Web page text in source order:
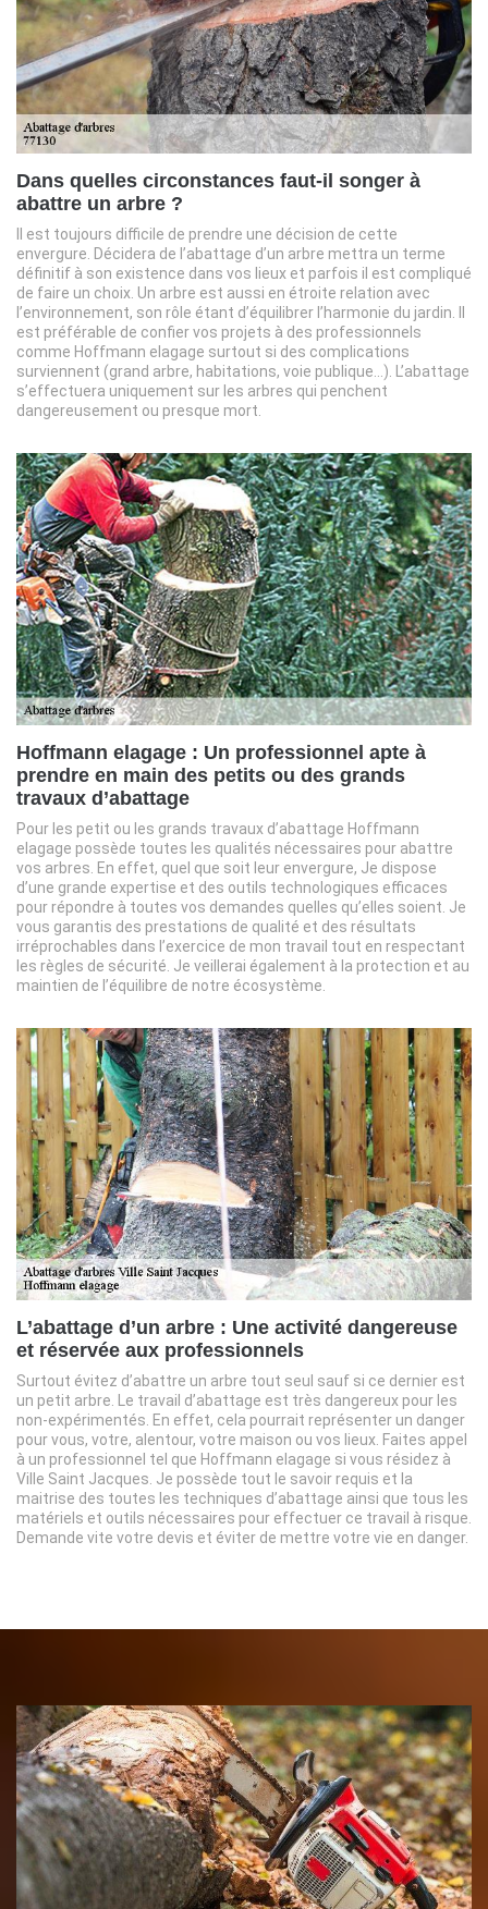
Dans quelles circonstances faut-il songer à
abattre un arbre ?
Il est toujours difficile de prendre une décision de cette
envergure. Décidera de l’abattage d’un arbre mettra un terme
définitif à son existence dans vos lieux et parfois il est compliqué
de faire un choix. Un arbre est aussi en étroite relation avec
l’environnement, son rôle étant d’équilibrer l’harmonie du jardin. Il
est préférable de confier vos projets à des professionnels
comme Hoffmann elagage surtout si des complications
surviennent (grand arbre, habitations, voie publique…). L’abattage
s’effectuera uniquement sur les arbres qui penchent
dangereusement ou presque mort.
Hoffmann elagage : Un professionnel apte à
prendre en main des petits ou des grands
travaux d’abattage
Pour les petit ou les grands travaux d’abattage Hoffmann
elagage possède toutes les qualités nécessaires pour abattre
vos arbres. En effet, quel que soit leur envergure, Je dispose
d’une grande expertise et des outils technologiques efficaces
pour répondre à toutes vos demandes quelles qu’elles soient. Je
vous garantis des prestations de qualité et des résultats
irréprochables dans l’exercice de mon travail tout en respectant
les règles de sécurité. Je veillerai également à la protection et au
maintien de l’équilibre de notre écosystème.
L’abattage d’un arbre : Une activité dangereuse
et réservée aux professionnels
Surtout évitez d’abattre un arbre tout seul sauf si ce dernier est
un petit arbre. Le travail d’abattage est très dangereux pour les
non-expérimentés. En effet, cela pourrait représenter un danger
pour vous, votre, alentour, votre maison ou vos lieux. Faites appel
à un professionnel tel que Hoffmann elagage si vous résidez à
Ville Saint Jacques. Je possède tout le savoir requis et la
maitrise des toutes les techniques d’abattage ainsi que tous les
matériels et outils nécessaires pour effectuer ce travail à risque.
Demande vite votre devis et éviter de mettre votre vie en danger.